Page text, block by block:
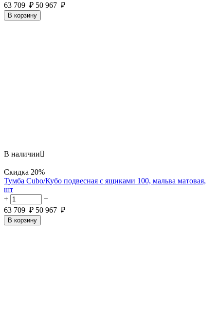
63 709 ₽ 50 967 ₽
В корзину
В наличии
Скидка 20%
Тумба Cubo/Кубо подвесная с ящиками 100, мальва матовая,
шт
+
−
63 709 ₽ 50 967 ₽
В корзину